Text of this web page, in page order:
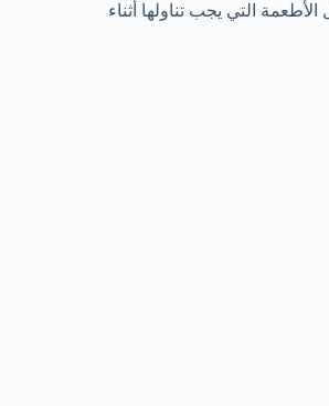
التي يجب تناولها أثناء